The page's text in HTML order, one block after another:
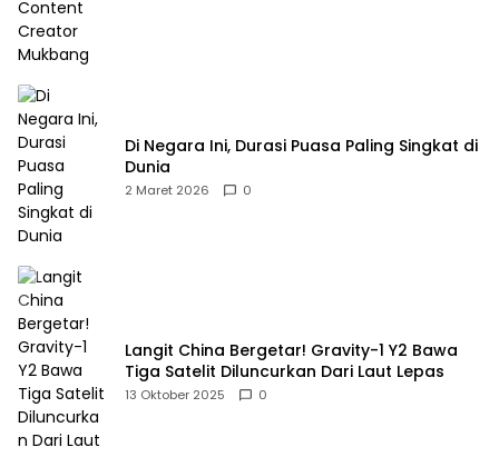
Di Negara Ini, Durasi Puasa Paling Singkat di
Dunia
2 Maret 2026 0
Langit China Bergetar! Gravity-1 Y2 Bawa
Tiga Satelit Diluncurkan Dari Laut Lepas
13 Oktober 2025 0